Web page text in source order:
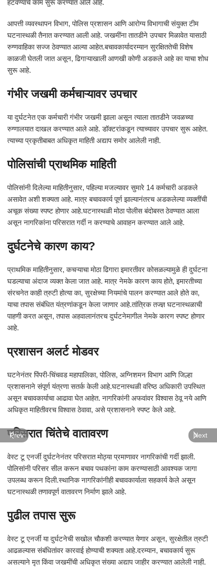
हटवण्याचे काम सुरू करण्यात आले आहे.
आपत्ती व्यवस्थापन विभाग, पोलिस प्रशासन आणि आरोग्य विभागाची संयुक्त टीम
घटनास्थळी तैनात करण्यात आली आहे. जखमींना तातडीने उपचार मिळावेत यासाठी
रुग्णवाहिका सज्ज ठेवण्यात आल्या आहेत.बचावकार्यादरम्यान सुरक्षिततेची विशेष
काळजी घेतली जात असून, ढिगाऱ्याखाली आणखी कोणी अडकले आहे का याचा शोध
सुरू आहे.
गंभीर जखमी कर्मचाऱ्यावर उपचार
या दुर्घटनेत एक कर्मचारी गंभीर जखमी झाला असून त्याला तातडीने जवळच्या
रुग्णालयात दाखल करण्यात आले आहे. डॉक्टरांकडून त्याच्यावर उपचार सुरू आहेत.
त्याच्या प्रकृतीबाबत अधिकृत माहिती अद्याप समोर आलेली नाही.
पोलिसांची प्राथमिक माहिती
पोलिसांनी दिलेल्या माहितीनुसार, पहिल्या मजल्यावर सुमारे 14 कर्मचारी अडकले
असावेत अशी शक्यता आहे. मात्र बचावकार्य पूर्ण झाल्यानंतरच अडकलेल्या व्यक्तींची
अचूक संख्या स्पष्ट होणार आहे.घटनास्थळी मोठा पोलीस बंदोबस्त ठेवण्यात आला
असून नागरिकांना परिसरात गर्दी न करण्याचे आवाहन करण्यात आले आहे.
दुर्घटनेचे कारण काय?
प्राथमिक माहितीनुसार, कचऱ्याचा मोठा ढिगारा इमारतीवर कोसळल्यामुळे ही दुर्घटना
घडल्याचा अंदाज व्यक्त केला जात आहे. मात्र नेमके कारण काय होते, इमारतीच्या
संरचनेत काही त्रुटी होत्या का, सुरक्षेच्या नियमांचे पालन करण्यात आले होते का,
याचा तपास संबंधित यंत्रणांकडून केला जाणार आहे.तांत्रिक तज्ज्ञ घटनास्थळाची
पाहणी करत असून, तपास अहवालानंतरच दुर्घटनेमागील नेमके कारण स्पष्ट होणार
आहे.
प्रशासन अलर्ट मोडवर
घटनेनंतर पिंपरी-चिंचवड महापालिका, पोलिस, अग्निशमन विभाग आणि जिल्हा
प्रशासनाने संपूर्ण यंत्रणा सतर्क केली आहे.घटनास्थळी वरिष्ठ अधिकारी उपस्थित
असून बचावकार्याचा आढावा घेत आहेत. नागरिकांनी अफवांवर विश्वास ठेवू नये आणि
अधिकृत माहितीवरच विश्वास ठेवावा, असे प्रशासनाने स्पष्ट केले आहे.
परिसरात चिंतेचे वातावरण
वेस्ट टू एनर्जी दुर्घटनेनंतर परिसरात मोठ्या प्रमाणावर नागरिकांची गर्दी झाली.
पोलिसांनी परिसर सील करून बचाव पथकांना काम करण्यासाठी आवश्यक जागा
उपलब्ध करून दिली.स्थानिक नागरिकांनीही बचावकार्याला सहकार्य केले असून
घटनास्थळी तणावपूर्ण वातावरण निर्माण झाले आहे.
पुढील तपास सुरू
वेस्ट टू एनर्जी या दुर्घटनेची सखोल चौकशी करण्यात येणार असून, सुरक्षेतील त्रुटी
आढळल्यास संबंधितांवर कारवाई होण्याची शक्यता आहे.दरम्यान, बचावकार्य सुरू
असल्याने मृत किंवा जखमींची अधिकृत संख्या अद्याप जाहीर करण्यात आलेली नाही.
Prev Next